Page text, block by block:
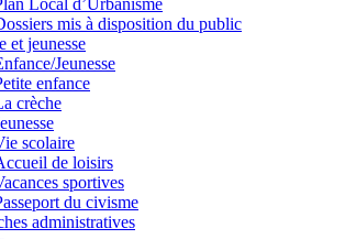
Local d’Urbanisme
mis à disposition du public
et jeunesse
Jeunesse
enfance
crèche
scolaire
de loisirs
sportives
du civisme
administratives